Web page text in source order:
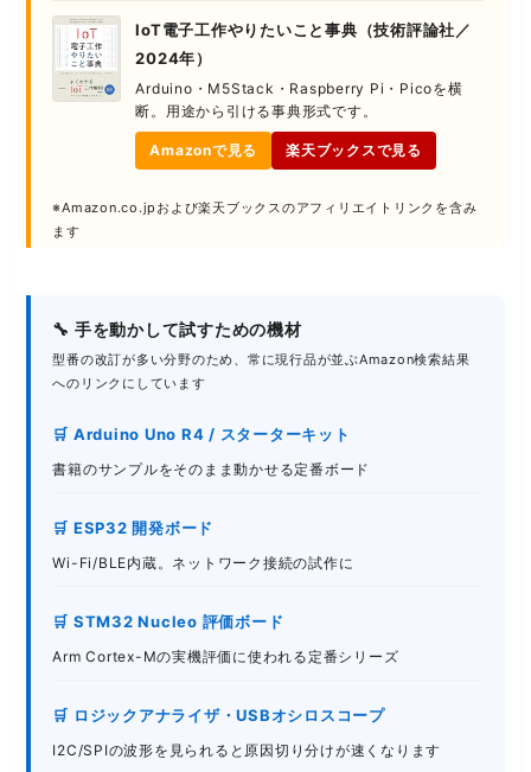
IoT電子工作やりたいこと事典（技術評論社／
2024年）
Arduino・M5Stack・Raspberry Pi・Picoを横
断。用途から引ける事典形式です。
Amazonで見る 楽天ブックスで見る
※Amazon.co.jpおよび楽天ブックスのアフィリエイトリンクを含み
ます
🔧 手を動かして試すための機材
型番の改訂が多い分野のため、常に現行品が並ぶAmazon検索結果
へのリンクにしています
🛒 Arduino Uno R4 / スターターキット
書籍のサンプルをそのまま動かせる定番ボード
🛒 ESP32 開発ボード
Wi-Fi/BLE内蔵。ネットワーク接続の試作に
🛒 STM32 Nucleo 評価ボード
Arm Cortex-Mの実機評価に使われる定番シリーズ
🛒 ロジックアナライザ・USBオシロスコープ
I2C/SPIの波形を見られると原因切り分けが速くなります